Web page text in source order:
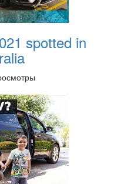
spotted in